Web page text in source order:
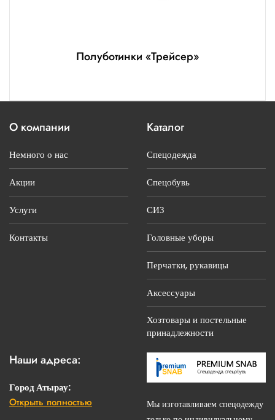
Полуботинки «Трейсер»
О компании
Немного о нас
Акции
Услуги
Контакты
Каталог
Спецодежда
Спецобувь
СИЗ
Головные уборы
Перчатки, рукавицы
Аксессуары
Хозтовары и постельные
принадлежности
Наши адреса:
Город Атырау:
г. Атырау, ул.С.Датова, 14 «Б»
Открыть полностью
Мы изготавливаем спецодежду